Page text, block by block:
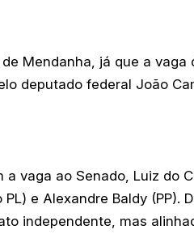
Mendanha, já que a vaga
deputado federal João
vaga ao Senado, Luiz do
e Alexandre Baldy (PP).
independente, mas